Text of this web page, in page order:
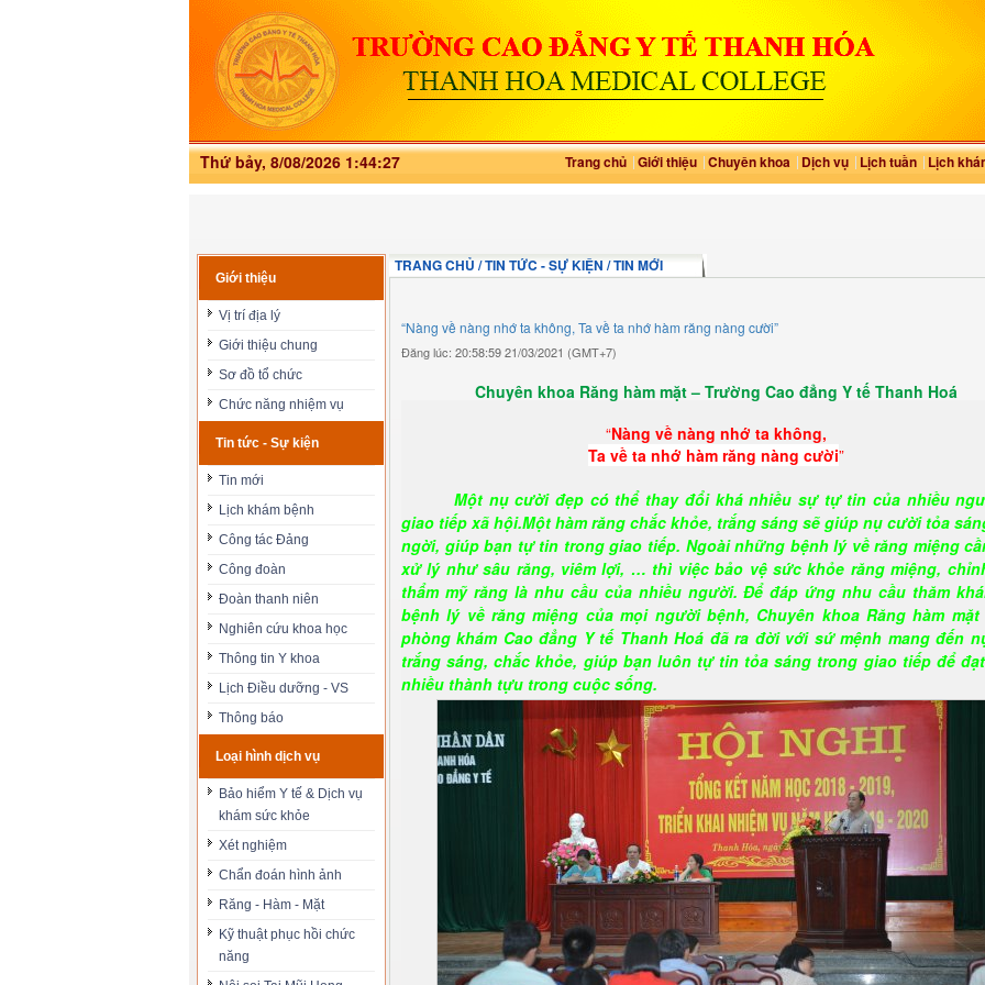
Thứ bảy, 8/08/2026 1:44:28 Trang chủ Giới thiệu Chuyên khoa Dịch vụ Lịch tuần Lịch
Giới thiệu
Vị trí địa lý
Giới thiệu chung
Sơ đồ tổ chức
Chức năng nhiệm vụ
Tin tức - Sự kiện
Tin mới
Lịch khám bệnh
Công tác Đảng
Công đoàn
Đoàn thanh niên
Nghiên cứu khoa học
Thông tin Y khoa
Lịch Điều dưỡng - VS
Thông báo
Loại hình dịch vụ
Bảo hiểm Y tế & Dịch vụ
khám sức khỏe
Xét nghiệm
Chẩn đoán hình ảnh
Răng - Hàm - Mặt
Kỹ thuật phục hồi chức
năng
TRANG CHỦ / TIN TỨC - SỰ KIỆN / TIN MỚI
“Nàng về nàng nhớ ta không, Ta về ta nhớ hàm răng nàng cười”
Đăng lúc: 20:58:59 21/03/2021 (GMT+7)
Chuyên khoa Răng hàm mặt – Trường Cao đẳng Y tế Thanh Hoá
“Nàng về nàng nhớ ta không,
Ta về ta nhớ hàm răng nàng cười”
Một nụ cười đẹp có thể thay đổi khá nhiều sự tự tin của nhiều
giao tiếp xã hội.Một hàm răng chắc khỏe, trắng sáng sẽ giúp nụ cười tỏa
ngời, giúp bạn tự tin trong giao tiếp. Ngoài những bệnh lý về răng miệng
xử lý như sâu răng, viêm lợi, … thì việc bảo vệ sức khỏe răng miệng,
thẩm mỹ răng là nhu cầu của nhiều người. Để đáp ứng nhu cầu thăm
bệnh lý về răng miệng của mọi người bệnh, Chuyên khoa Răng hàm
phòng khám Cao đẳng Y tế Thanh Hoá đã ra đời với sứ mệnh mang đến
trắng sáng, chắc khỏe, giúp bạn luôn tự tin tỏa sáng trong giao tiếp để
nhiều thành tựu trong cuộc sống.